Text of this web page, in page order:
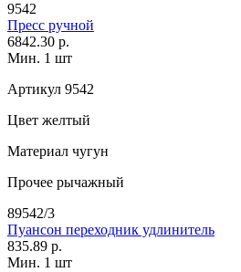
9542
Пресс ручной
6842.30 р.
Мин. 1 шт
Артикул 9542
Цвет желтый
Материал чугун
Прочее рычажный
89542/3
Пуансон переходник удлинитель
835.89 р.
Мин. 1 шт